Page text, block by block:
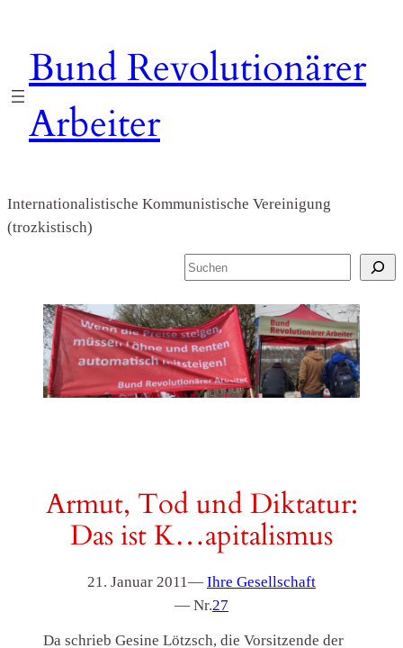
springen
Bund Revolutionärer
Arbeiter
Internationalistische Kommunistische Vereinigung
(trozkistisch)
S
c
h
e
n
Armut, Tod und Diktatur:
Das ist K…apitalismus
21. Januar 2011— Ihre Gesellschaft
— Nr.27
Da schrieb Gesine Lötzsch, die Vorsitzende der